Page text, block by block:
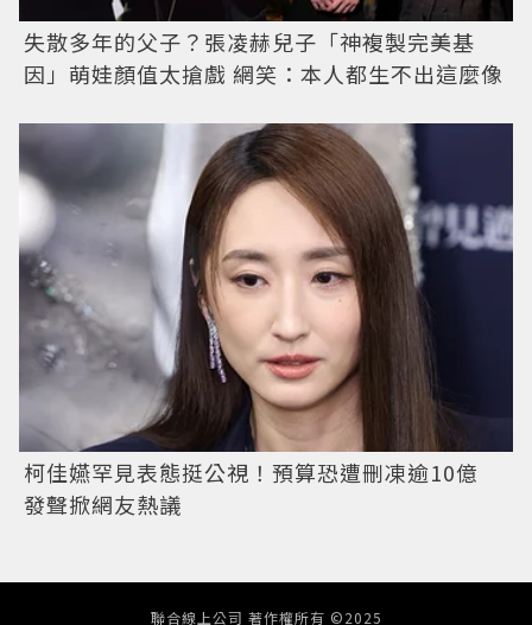
失散多年的父子？張凌赫兒子「神複製完美基
因」萌娃顏值太搶戲 網笑：本人都生不出這麼像
柯佳嬿罕見表態挺公視！預算恐遭刪凍逾10億
發聲掀網友熱議
聯合線上公司 著作權所有 ©2025